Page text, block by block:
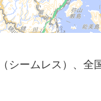
シームレス）、全